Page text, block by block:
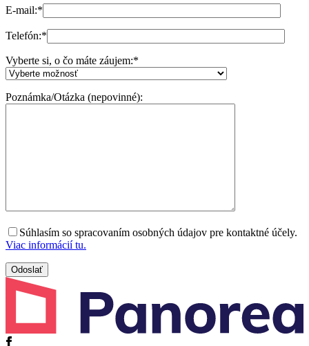
E-mail:*
Telefón:*
Vyberte si, o čo máte záujem:*
Poznámka/Otázka (nepovinné):
Súhlasím so spracovaním osobných údajov pre kontaktné účely.
Viac informácií tu.